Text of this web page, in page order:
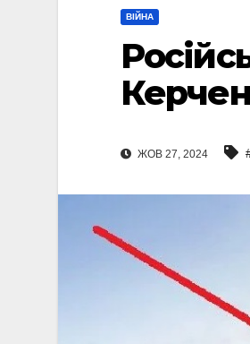
ВІЙНА
ЖОВ 27, 2024